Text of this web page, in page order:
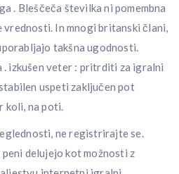
. Bleščeča številka ni pomembna
vrednosti. In mnogi britanski člani,
takšna ugodnosti.
izkušen veter : pritrditi za igralni
uspeti zaključen pot
koli, na poti.
ne registrirajte se.
delujejo kot možnosti z